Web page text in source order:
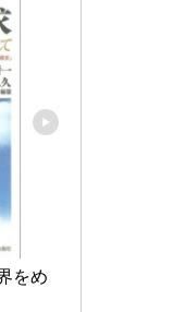
をめ